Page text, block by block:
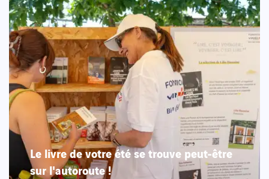
Le livre de votre été se trouve peut-être
sur l'autoroute !